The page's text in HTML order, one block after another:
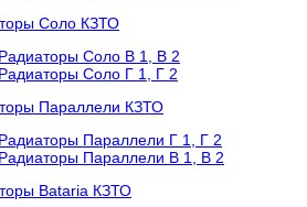
Соло КЗТО
Радиаторы Соло В 1, В 2
Радиаторы Соло Г 1, Г 2
Параллели КЗТО
Радиаторы Параллели Г 1, Г 2
Радиаторы Параллели В 1, В 2
Bataria КЗТО